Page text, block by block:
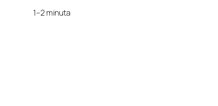
1–2 minuta